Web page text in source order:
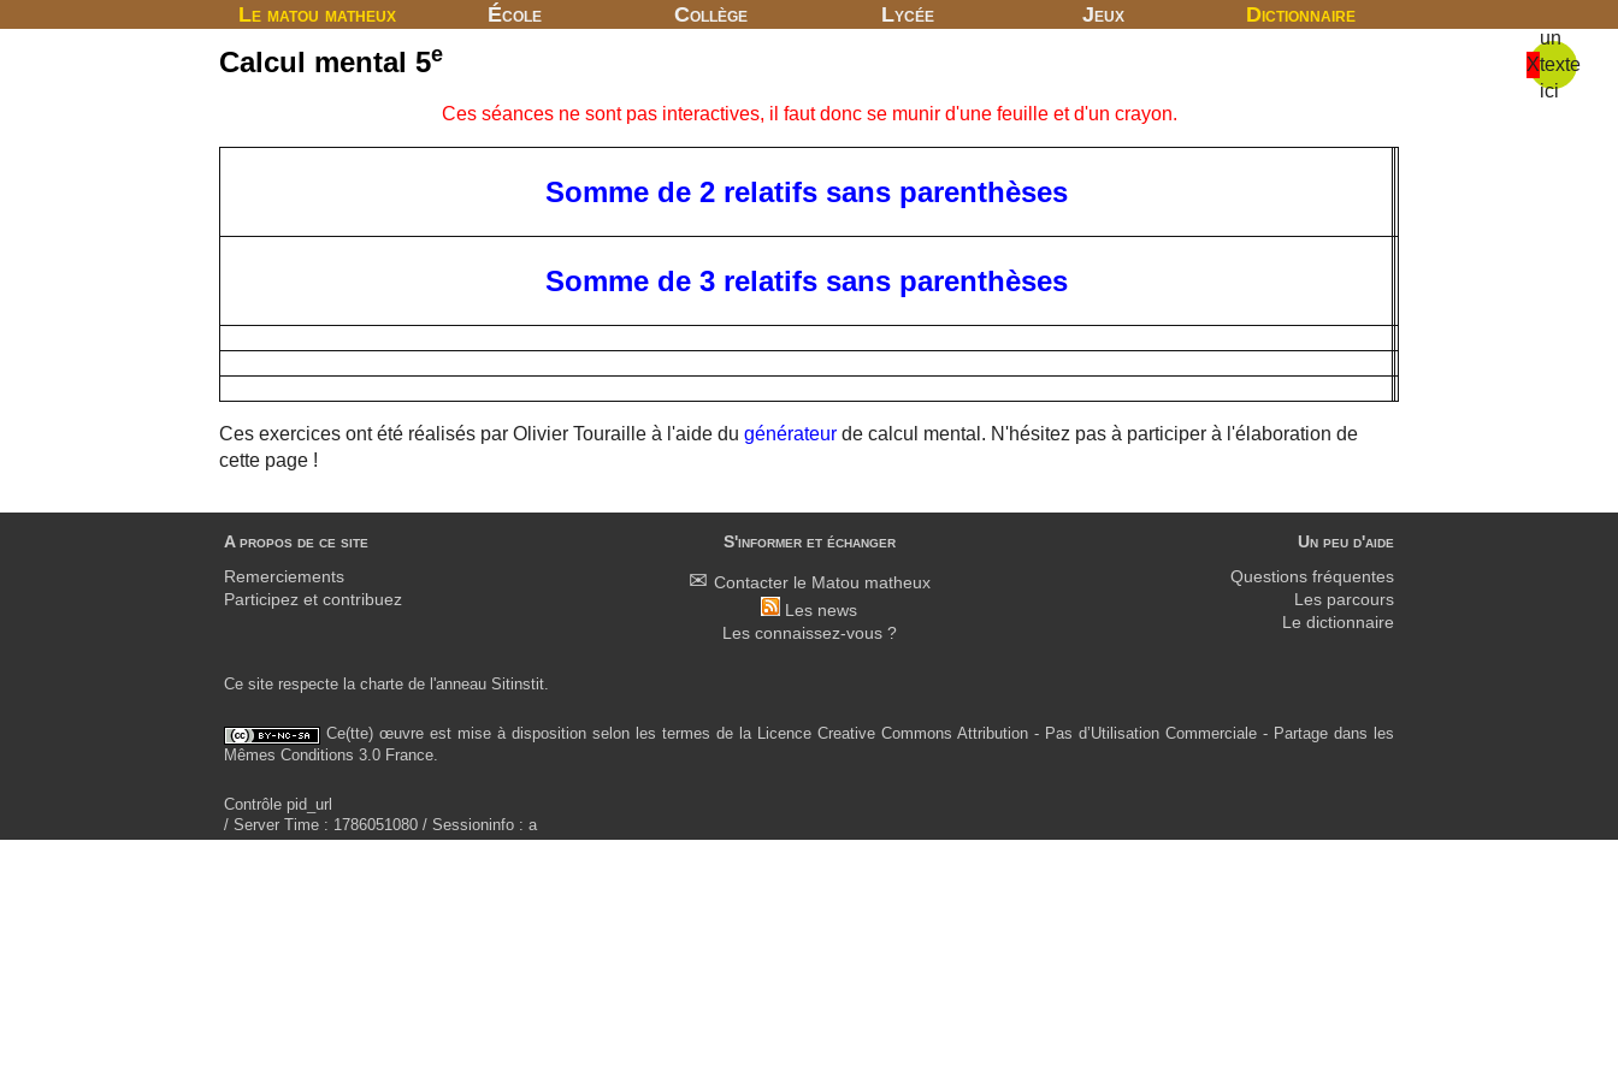
Le matou matheux École Collège Lycée Jeux Dictionnaire
X
un
texte
ici
Calcul mental 5e
Ces séances ne sont pas interactives, il faut donc se munir d'une feuille et d'un crayon.
Somme de 2 relatifs sans parenthèses
Somme de 3 relatifs sans parenthèses
Ces exercices ont été réalisés par Olivier Touraille à l'aide du générateur de calcul mental. N'hésitez pas à participer à l'élaboration de
cette page !
A propos de ce site
Remerciements
Participez et contribuez
S'informer et échanger
Contacter le Matou matheux
Les news
Les connaissez-vous ?
Un peu d'aide
Questions fréquentes
Les parcours
Le dictionnaire
Ce site respecte la charte de l'anneau Sitinstit.
Ce(tte) œuvre est mise à disposition selon les termes de la Licence Creative Commons Attribution - Pas d’Utilisation Commerciale - Partage dans les
Mêmes Conditions 3.0 France.
Contrôle pid_url
/ Server Time : 1786051080 / Sessioninfo : a